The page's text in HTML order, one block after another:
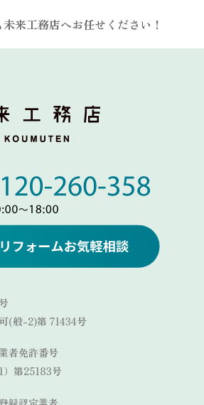
来工務店へお任せください！
Link
Link
(般-2)第 71434号
者免許番号
）第25183号